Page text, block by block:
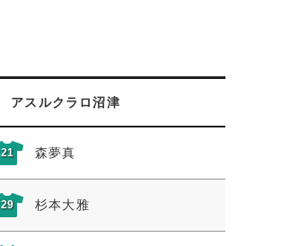
アスルクラロ沼津
21 森夢真
29 杉本大雅